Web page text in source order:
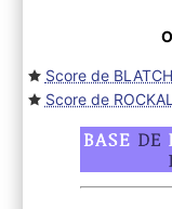
Score de
Score de